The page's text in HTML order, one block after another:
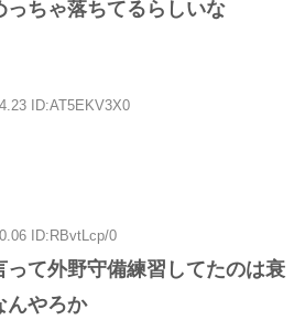
っちゃ落ちてるらしいな
ID:AT5EKV3X0
ID:RBvtLcp/0
って外野守備練習してたのは衰
んやろか